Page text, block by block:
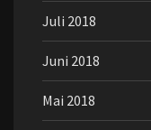
Juli 2018
Juni 2018
Mai 2018